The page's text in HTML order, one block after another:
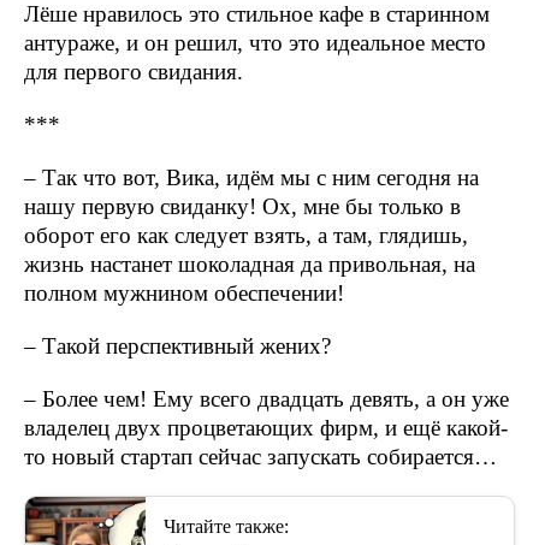
Лёше нравилось это стильное кафе в старинном
антураже, и он решил, что это идеальное место
для первого свидания.
***
– Так что вот, Вика, идём мы с ним сегодня на
нашу первую свиданку! Ох, мне бы только в
оборот его как следует взять, а там, глядишь,
жизнь настанет шоколадная да привольная, на
полном мужнином обеспечении!
– Такой перспективный жених?
– Более чем! Ему всего двадцать девять, а он уже
владелец двух процветающих фирм, и ещё какой-
то новый стартап сейчас запускать собирается…
Читайте также: